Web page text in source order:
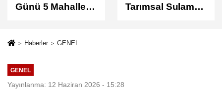
Tarımsal Sulama
Desteği
Kınalı Keklik
Doğaya Salındı
Haberler GENEL
GENEL
Yayınlanma: 12 Haziran 2026 - 15:28